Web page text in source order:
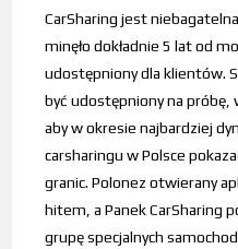
CarSharing jest
minęło dokładnie 5 lat od
udostępniony dla klientów.
być udostępniony na próbę,
aby w okresie najbardziej
carsharingu w Polsce
granic. Polonez otwierany
hitem, a Panek CarSharing
grupę specjalnych